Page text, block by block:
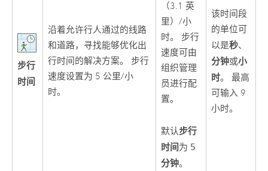
步行
时间
沿着允许行人通过的线路
和道路，寻找能够优化出
行时间的解决方案。 步行
速度设置为 5 公里/小
时。
（3.1 英
里）/小
时。 步行
速度可由
组织管理
员进行配
置。
默认步行
时间为 5
分钟。
该时间段
的单位可
以是秒、
分钟或小
时。 最高
可输入 9
小时。